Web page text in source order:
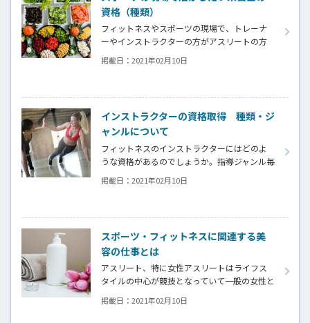
資格（種類）
フィットネスやスポーツの現場で、トレーナ
ーやインストラクターの方がアスリートの方
のパフォーマンス向上や一般の方の健康づく
りのためのアドバイスをするにあたり、運動
掲載日： 2021年02月10日
インストラクターの資格取得 種類・ジ
ャンルについて
フィットネスのインストラクターにはどのよ
うな資格があるのでしょうか。指導ジャンル毎
に解説します。
掲載日： 2021年02月10日
スポーツ・フィットネスに関連する美
容の仕事とは
アスリート、特に女性アスリートはライフス
タイルの中心が競技となっていて一般の女性と
は？と思う方も少なくないかもしれません。
掲載日： 2021年02月10日